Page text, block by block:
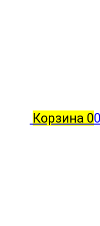
Корзина 0